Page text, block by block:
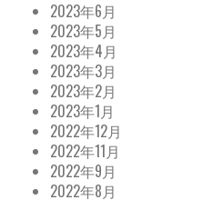
2023年6月
2023年5月
2023年4月
2023年3月
2023年2月
2023年1月
2022年12月
2022年11月
2022年9月
2022年8月